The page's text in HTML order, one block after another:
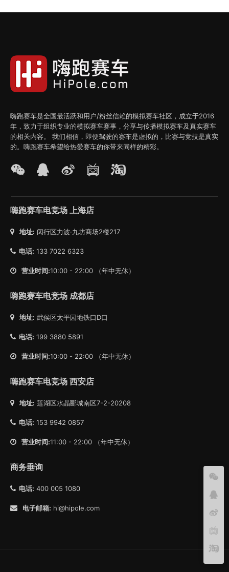
嗨跑赛车是全国最活跃和用户/粉丝信赖的模拟赛车社区，成立于2016
年，致力于组织专业的模拟赛车赛事，分享与传播模拟赛车及真实赛车
的相关内容。 我们相信，即便驾驶的赛车是虚拟的，比赛与竞技是真实
的。嗨跑赛车希望给热爱赛车的你带来同样的精彩。
嗨跑赛车电竞场 上海店
地址: 闵行区力波·九坊商场2楼217
电话: 133 7022 6323
营业时间:10:00 - 22:00 （年中无休）
嗨跑赛车电竞场 成都店
地址: 武侯区太平园地铁口D口
电话: 199 3880 5891
营业时间:10:00 - 22:00 （年中无休）
嗨跑赛车电竞场 西安店
地址: 莲湖区水晶郦城南区7-2-20208
电话: 153 9942 0857
营业时间:11:00 - 22:00 （年中无休）
商务垂询
电话: 400 005 1080
电子邮箱: hi@hipole.com